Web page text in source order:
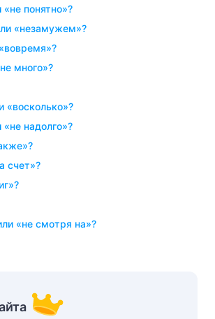
«не понятно»?
«незамужем»?
«вовремя»?
много»?
«восколько»?
«не надолго»?
счет»?
«не смотря на»?